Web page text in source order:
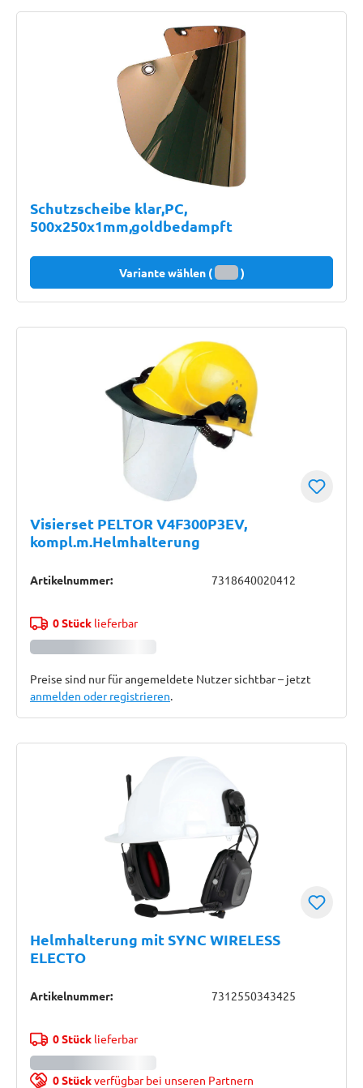
Schutzscheibe klar,PC,
500x250x1mm,goldbedampft
Variante wählen ( )
Visierset PELTOR V4F300P3EV,
kompl.m.Helmhalterung
Artikelnummer: 7318640020412
0 Stücklieferbar
Preise sind nur für angemeldete Nutzer sichtbar – jetzt
anmelden oder registrieren.
Helmhalterung mit SYNC WIRELESS
ELECTO
Artikelnummer: 7312550343425
0 Stücklieferbar
0 Stückverfügbar bei unseren Partnern